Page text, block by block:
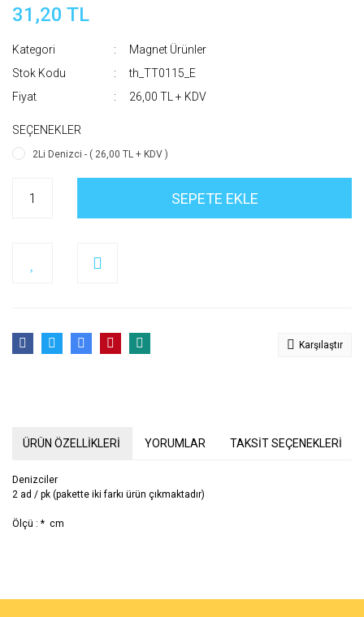
31,20 TL
Kategori
Magnet Ürünler
Stok Kodu
th_TT0115_E
Fiyat
26,00 TL + KDV
SEÇENEKLER
2Li Denizci - ( 26,00 TL + KDV )
SEPETE EKLE
Karşılaştır
ÜRÜN ÖZELLİKLERİ YORUMLAR TAKSİT SEÇENEKLERİ
Denizciler
2 ad / pk (pakette iki farkı ürün çıkmaktadır)
Ölçü : * cm